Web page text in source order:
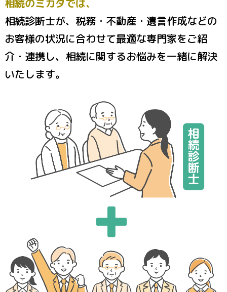
相続のミカタでは、
相続診断士が、税務・不動産・遺言作成などの
お客様の状況に合わせて最適な専門家をご紹
介・連携し、 相続に関するお悩みを一緒に解決
いたします。